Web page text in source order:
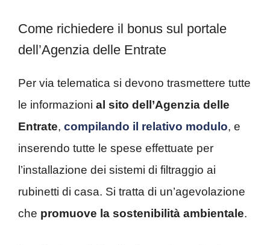
Come richiedere il bonus sul portale
dell’Agenzia delle Entrate
Per via telematica si devono trasmettere tutte
le informazioni al sito dell’Agenzia delle
Entrate, compilando il relativo modulo, e
inserendo tutte le spese effettuate per
l’installazione dei sistemi di filtraggio ai
rubinetti di casa. Si tratta di un’agevolazione
che promuove la sostenibilità ambientale.